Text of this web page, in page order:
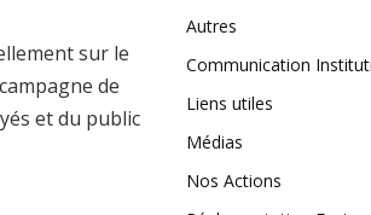
sur le
de
et du public
Autres
Communication
Liens utiles
Médias
Nos Actions